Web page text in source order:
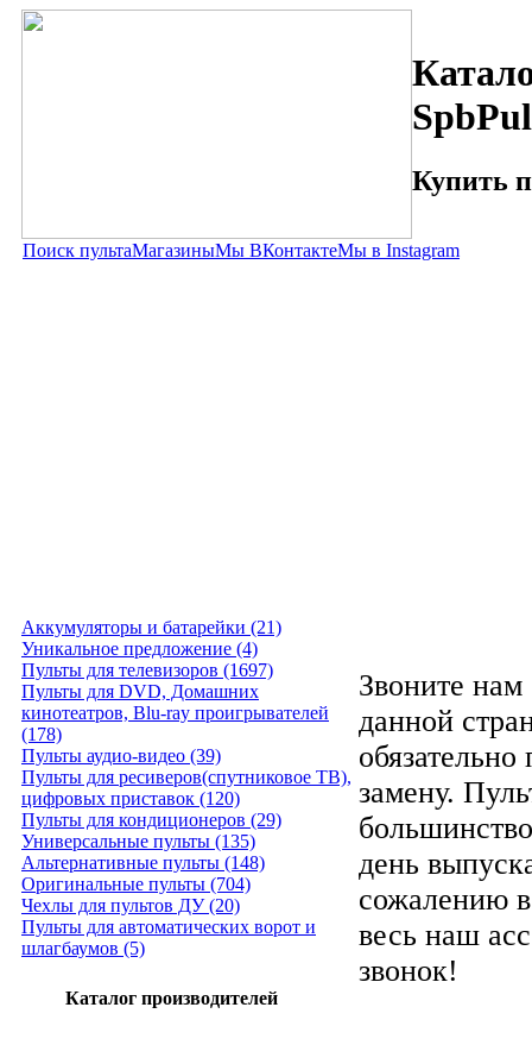
Купить
Поиск пультаМагазиныМы ВКонтактеМы в Instagram
Аккумуляторы и батарейки (21)
Уникальное предложение (4)
Пульты для телевизоров (1697)
Пульты для DVD, Домашних
кинотеатров, Blu-ray проигрывателей
(178)
Пульты аудио-видео (39)
Пульты для ресиверов(спутниковое ТВ),
цифровых приставок (120)
Пульты для кондиционеров (29)
Универсальные пульты (135)
Альтернативные пульты (148)
Оригинальные пульты (704)
Чехлы для пультов ДУ (20)
Пульты для автоматических ворот и
шлагбаумов (5)
Каталог производителей
Звоните нам
данной
замену.
день
сожалению
весь наш
звонок!